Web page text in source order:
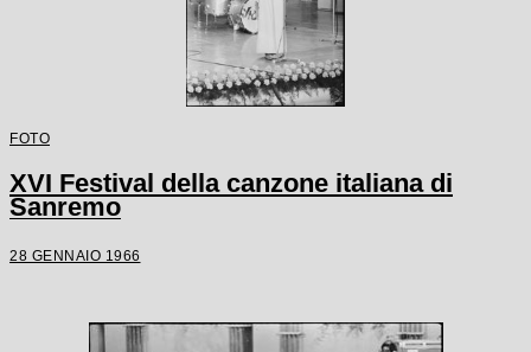
FOTO
XVI Festival della canzone italiana di
Sanremo
28 GENNAIO 1966